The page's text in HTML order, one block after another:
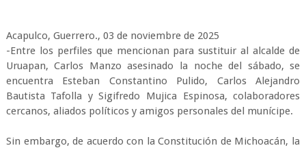
Acapulco, Guerrero., 03 de noviembre de 2025
-Entre los perfiles que mencionan para sustituir al alcalde de
Uruapan, Carlos Manzo asesinado la noche del sábado, se
encuentra Esteban Constantino Pulido, Carlos Alejandro
Bautista Tafolla y Sigifredo Mujica Espinosa, colaboradores
cercanos, aliados políticos y amigos personales del munícipe.
Sin embargo, de acuerdo con la Constitución de Michoacán, la